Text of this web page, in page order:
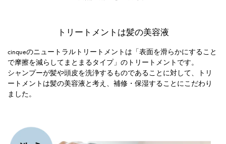
トリートメントは髪の美容液
cinqueのニュートラルトリートメントは「表面を滑らかにすること
で摩擦を減らしてまとまるタイプ」のトリートメントです。
シャンプーが髪や頭皮を洗浄するものであることに対して、トリ
ートメントは髪の美容液と考え、補修・保湿することにこだわり
ました。